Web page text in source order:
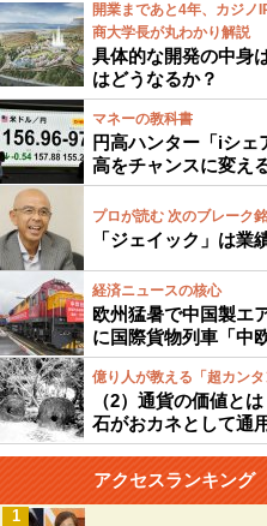
開業まであと4年、カジノ
商大学長が丸わかり解説
具体的な開発の中身
はどうなるか？
マネーの教科書
円高ハンター「iシェ
高をチャンスに変え
プロが読む 次のブレーク
「ジェイック」は業
経済ニュースの核心
欧州猛暑で中国製エ
に国際貨物列車「中
億り人が教える「超カン
（2）通貨の価値と
石がおカネとして通
アクセスランキング
1